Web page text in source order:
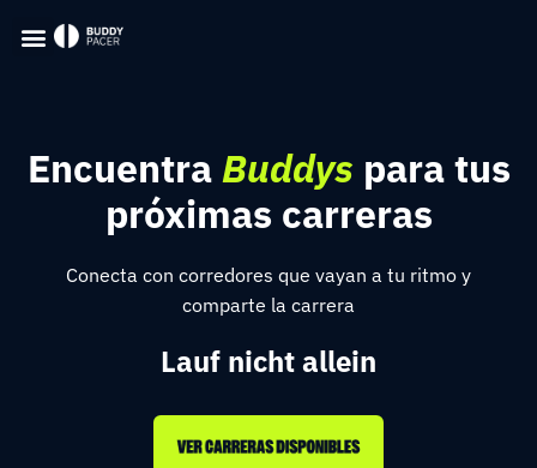
EncuentraBuddys para tus
próximas carreras
Conecta con corredores que vayan a tu ritmo y
comparte la carrera
Lauf nicht allein